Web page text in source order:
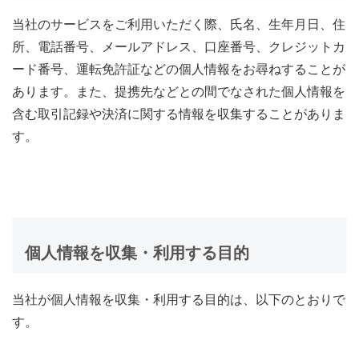
当社のサービスをご利用いただく際、氏名、生年月日、住
所、電話番号、メールアドレス、口座番号、クレジットカ
ード番号、運転免許証などの個人情報をお尋ねすることが
あります。また、提携先などとの間でなされた個人情報を
含む取引記録や決済に関する情報を収集することがありま
す。
個人情報を収集・利用する目的
当社が個人情報を収集・利用する目的は、以下のとおりで
す。